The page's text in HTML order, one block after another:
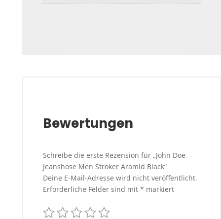
Bewertungen
Schreibe die erste Rezension für „John Doe
Jeanshose Men Stroker Aramid Black“
Deine E-Mail-Adresse wird nicht veröffentlicht.
Erforderliche Felder sind mit * markiert